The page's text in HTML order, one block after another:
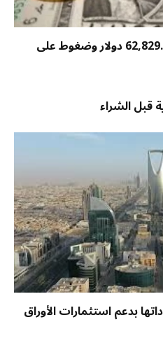
سعر بيتكوين يهبط 1% إلى 62,829.4 دولار وضغوط على
قبل الشراء
بدعم استثمارات الأوراق